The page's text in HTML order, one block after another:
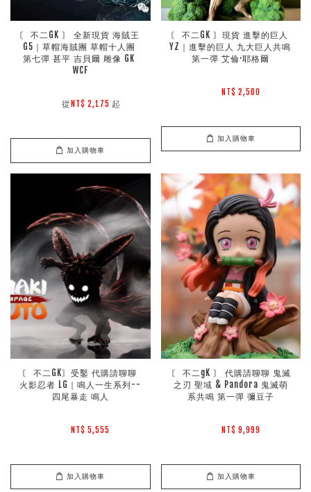
〘 不二GK 〙 全新現貨 海賊王
G5｜草帽海賊團 草帽十人團
第七彈 甚平 吉貝爾 雕像 GK
WCF
        從
NT$ 2,175 起
加入購物車
〘 不二GK 〙現貨 進擊的巨人
YZ｜進擊的巨人 九大巨人共鳴
第一彈 艾倫·耶格爾
NT$ 2,500
加入購物車
〘 不二GK〙受鑿 代購請聊聊
火影忍者 LG｜鳴人一生系列--
四尾暴走 鳴人
NT$ 5,555
加入購物車
〘 不二gK 〙 代購請聊聊 鬼滅
之刃 聖域 & Pandora 鬼滅萌
系共鳴 第一彈 彌豆子
NT$ 9,999
加入購物車